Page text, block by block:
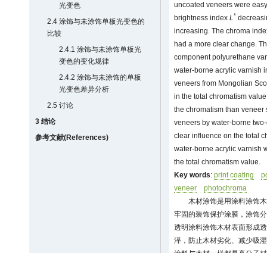
光变色
2.4 涂饰与未涂饰单板光变色的
比较
2.4.1 涂饰与未涂饰单板光
变色的变化规律
2.4.2 涂饰与未涂饰的单板
光变色差异分析
2.5 讨论
3 结论
参考文献(References)
uncoated veneers were
brightness index L*
increasing. The chroma
had a more clear change.
component polyurethane
water-borne acrylic varnish
veneers from Mongolian
in the total chromatism
the chromatism than
veneers by water-borne
clear influence on the total
water-borne acrylic varnish
the total chromatism value.
Key words: print coating
veneer
photochroma
木材涂饰是用涂料涂饰
牢固的装饰保护涂膜，涂饰
透明涂料涂饰木材表面形成
泽，防止木材劣化、减少吸